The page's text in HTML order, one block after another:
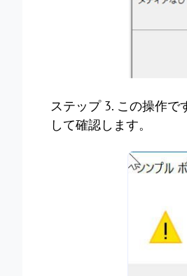
ステップ 3. この操作で
して確認します。